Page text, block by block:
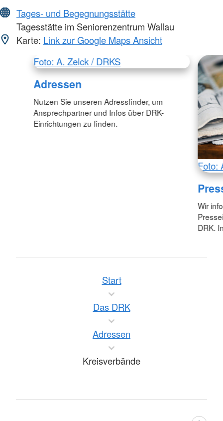
Tages- und Begegnungsstätte
Tagesstätte im Seniorenzentrum Wallau
Karte: Link zur Google Maps Ansicht
Foto: A. Zelck / DRKS
Adressen
Nutzen Sie unseren Adressfinder, um
Ansprechpartner und Infos über DRK-
Einrichtungen zu finden.
Foto:
Wir
DRK.
Start
Das DRK
Adressen
Kreisverbände